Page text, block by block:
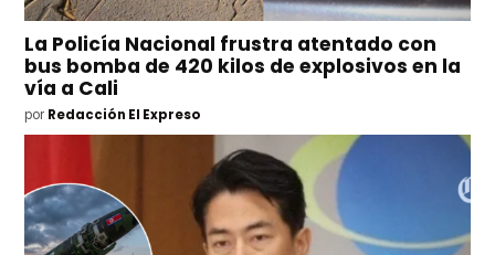
La Policía Nacional frustra atentado con
bus bomba de 420 kilos de explosivos en la
vía a Cali
por Redacción El Expreso